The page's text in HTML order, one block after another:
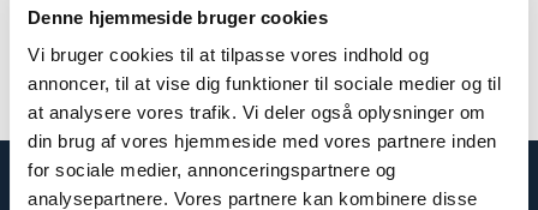
Denne hjemmeside bruger cookies
Vi bruger cookies til at tilpasse vores indhold og
annoncer, til at vise dig funktioner til sociale medier og til
at analysere vores trafik. Vi deler også oplysninger om
din brug af vores hjemmeside med vores partnere inden
for sociale medier, annonceringspartnere og
analysepartnere. Vores partnere kan kombinere disse
DANSK FIRMAIDRÆT